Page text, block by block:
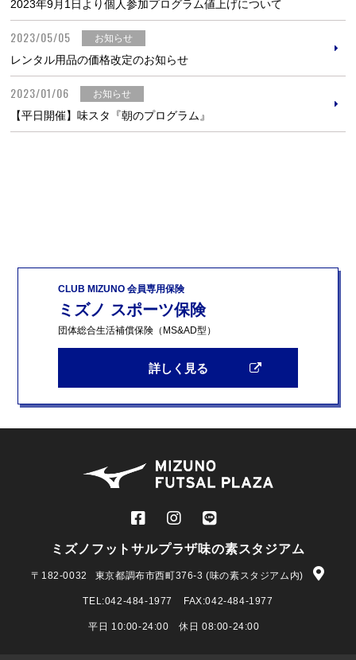
2023年9月1日より個人参加プログラム値上げについて
2023/05/05 お知らせ
レンタル用品の価格改定のお知らせ
2023/01/06 お知らせ
【平日開催】味スタ『朝のプログラム』
CLUB MIZUNO 会員専用保険
ミズノ スポーツ保険
団体総合生活補償保険（MS&AD型）
詳しく見る
ミズノフットサルプラザ味の素スタジアム
〒182-0032 東京都調布市西町376-3 (味の素スタジアム内)
TEL:042-484-1977 FAX:042-484-1977
平日 10:00-24:00 休日 08:00-24:00